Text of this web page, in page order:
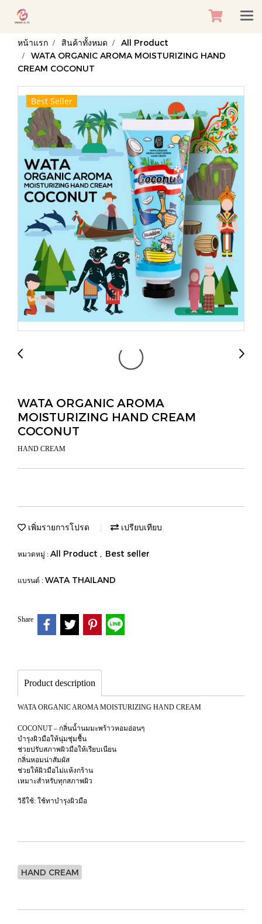
หน้าแรก สินค้าทั้งหมด
All Product
WATA ORGANIC AROMA MOISTURIZING HAND
CREAM COCONUT
Best Seller
WATA ORGANIC AROMA
MOISTURIZING HAND CREAM
COCONUT
HAND CREAM
เพิ่มรายการโปรด เปรียบเทียบ
หมวดหมู่ : All Product , Best seller
แบรนด์ : WATA THAILAND
Share
Product description
WATA ORGANIC AROMA MOISTURIZING HAND CREAM
COCONUT – กลิ่นน้ำนมมะพร้าวหอมอ่อนๆ
บำรุงผิวมือให้นุ่มชุ่มชื้น
ช่วยปรับสภาพผิวมือให้เรียบเนียน
กลิ่นหอมน่าสัมผัส
ช่วยให้ผิวมือไม่แห้งกร้าน
เหมาะสำหรับทุกสภาพผิว
วิธีใช้: ใช้ทาบำรุงผิวมือ
HAND CREAM